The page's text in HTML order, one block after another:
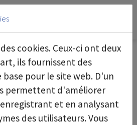
cookies. Ceux-ci ont deux
ils fournissent des
pour le site web. D'un
permettent d'améliorer
et en analysant
des utilisateurs. Vous